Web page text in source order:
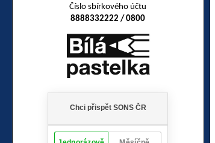
Číslo sbírkového účtu
8888332222 / 0800